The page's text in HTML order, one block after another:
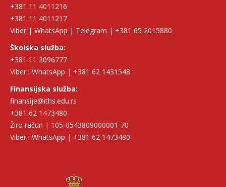
+381 11 4011216
+381 11 4011217
Viber | WhatsApp | Telegram | +381 65 2015880
Školska služba:
+381 11 2096777
Viber i WhatsApp | +381 62 1431548
Finansijska služba:
finansije@iths.edu.rs
+381 62 1473480
Žiro račun | 105-0543809000001-70
Viber i WhatsApp | +381 62 1473480